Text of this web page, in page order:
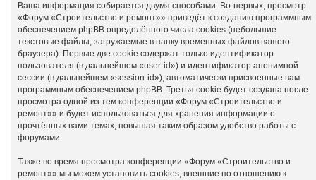
Ваша информация собирается двумя способами. Во-первых, просмотр
«Форум «Строительство и ремонт»» приведёт к созданию программным
обеспечением phpBB определённого числа cookies (небольшие
текстовые файлы, загружаемые в папку временных файлов вашего
браузера). Первые две cookie содержат только идентификатор
пользователя (в дальнейшем «user-id») и идентификатор анонимной
сессии (в дальнейшем «session-id»), автоматически присвоенные вам
программным обеспечением phpBB. Третья cookie будет создана после
просмотра одной из тем конференции «Форум «Строительство и
ремонт»» и будет использоваться для хранения информации о
прочтённых вами темах, повышая таким образом удобство работы с
форумами.
Также во время просмотра конференции «Форум «Строительство и
ремонт»» мы можем установить cookies, внешние по отношению к